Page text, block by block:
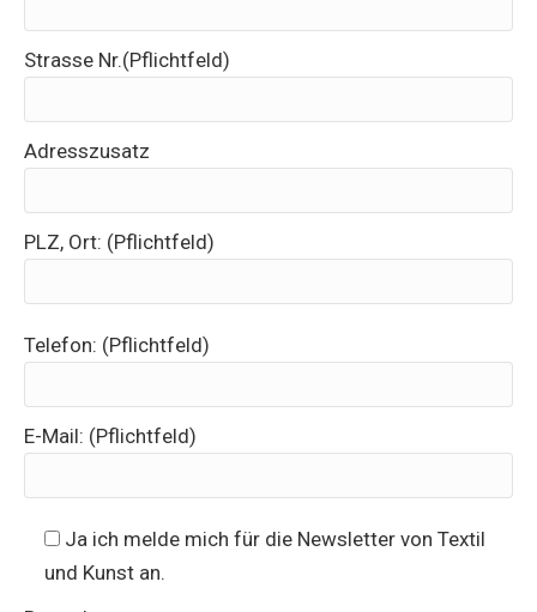
Strasse Nr.(Pflichtfeld)
Adresszusatz
PLZ, Ort: (Pflichtfeld)
Telefon: (Pflichtfeld)
E-Mail: (Pflichtfeld)
Ja ich melde mich für die Newsletter von Textil
und Kunst an.